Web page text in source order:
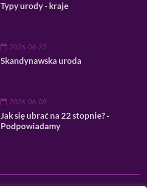
Typy urody - kraje
2026-06-23
Skandynawska uroda
2026-06-09
Jak się ubrać na 22 stopnie? -
Podpowiadamy